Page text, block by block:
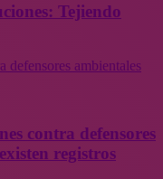
Tejiendo
defensores ambientales
contra defensores
registros